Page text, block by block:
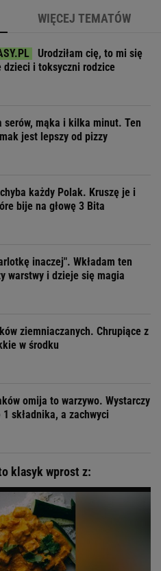
WIĘCEJ TEMATÓW
Urodziłam cię, to mi się
dzieci i toksyczni rodzice
serów, mąka i kilka minut. Ten
jest lepszy od pizzy
każdy Polak. Kruszę je i
bije na głowę 3 Bita
inaczej". Wkładam ten
warstwy i dzieje się magia
ziemniaczanych. Chrupiące z
w środku
omija to warzywo. Wystarczy
składnika, a zachwyci
klasyk wprost z: